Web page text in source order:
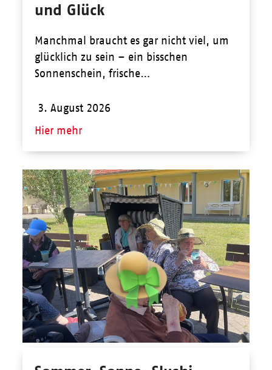
und Glück
Manchmal braucht es gar nicht viel, um
glücklich zu sein – ein bisschen
Sonnenschein, frische…
3. August 2026
Hier mehr